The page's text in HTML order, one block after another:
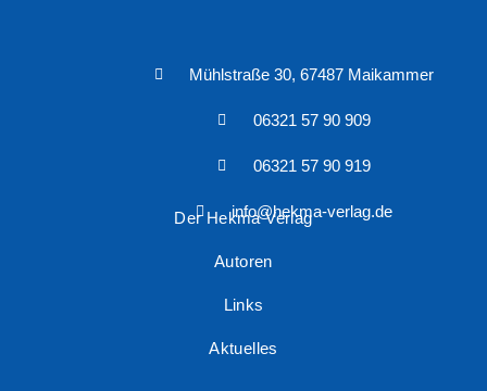
Mühlstraße 30, 67487 Maikammer
06321 57 90 909
06321 57 90 919
info@hekma-verlag.de
Der Hekma Verlag
Autoren
Links
Aktuelles